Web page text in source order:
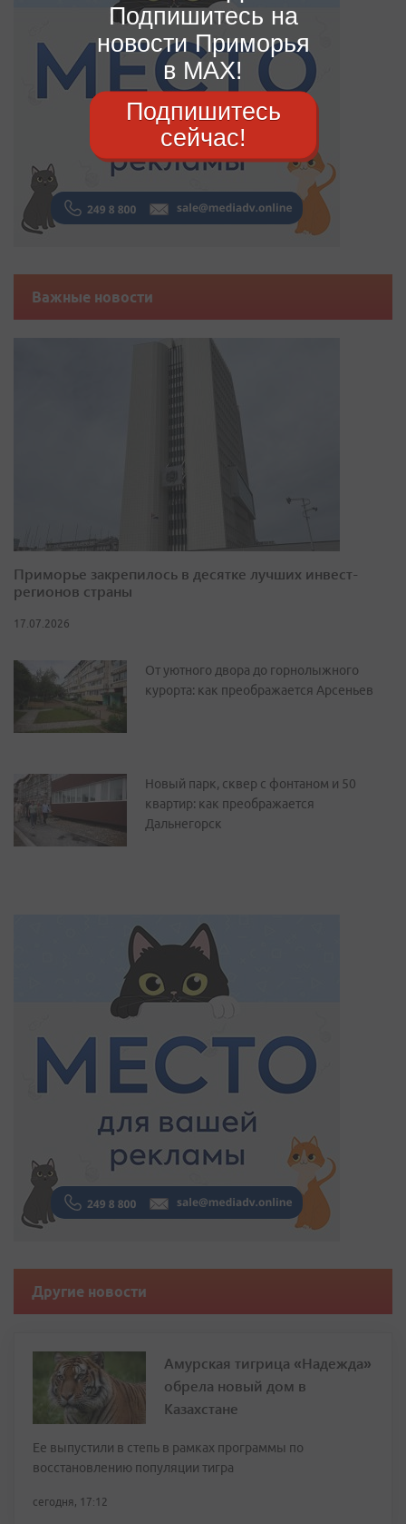
Важные новости
Приморье закрепилось в десятке лучших инвест-
регионов страны
17.07.2026
От уютного двора до горнолыжного
курорта: как преображается Арсеньев
Новый парк, сквер с фонтаном и 50
квартир: как преображается
Дальнегорск
Другие новости
Амурская тигрица «Надежда»
обрела новый дом в
Казахстане
Ее выпустили в степь в рамках программы по
восстановлению популяции тигра
сегодня, 17:12
Подпишитесь на
новости Приморья
в MAX!
Подпишитесь
сейчас!